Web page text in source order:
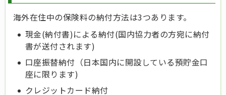
海外在住中の保険料の納付方法は3つあります。
現金(納付書)による納付(国内協力者の方宛に納付
書が送付されます)
口座振替納付（日本国内に開設している預貯金口
座に限ります)
クレジットカード納付